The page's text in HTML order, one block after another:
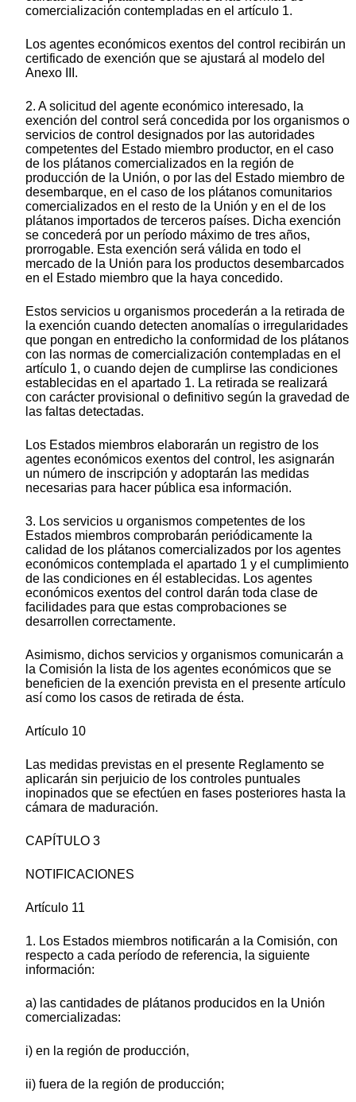
comercialización contempladas en el artículo 1.
Los agentes económicos exentos del control recibirán un
certificado de exención que se ajustará al modelo del
Anexo III.
2. A solicitud del agente económico interesado, la
exención del control será concedida por los organismos o
servicios de control designados por las autoridades
competentes del Estado miembro productor, en el caso
de los plátanos comercializados en la región de
producción de la Unión, o por las del Estado miembro de
desembarque, en el caso de los plátanos comunitarios
comercializados en el resto de la Unión y en el de los
plátanos importados de terceros países. Dicha exención
se concederá por un período máximo de tres años,
prorrogable. Esta exención será válida en todo el
mercado de la Unión para los productos desembarcados
en el Estado miembro que la haya concedido.
Estos servicios u organismos procederán a la retirada de
la exención cuando detecten anomalías o irregularidades
que pongan en entredicho la conformidad de los plátanos
con las normas de comercialización contempladas en el
artículo 1, o cuando dejen de cumplirse las condiciones
establecidas en el apartado 1. La retirada se realizará
con carácter provisional o definitivo según la gravedad de
las faltas detectadas.
Los Estados miembros elaborarán un registro de los
agentes económicos exentos del control, les asignarán
un número de inscripción y adoptarán las medidas
necesarias para hacer pública esa información.
3. Los servicios u organismos competentes de los
Estados miembros comprobarán periódicamente la
calidad de los plátanos comercializados por los agentes
económicos contemplada el apartado 1 y el cumplimiento
de las condiciones en él establecidas. Los agentes
económicos exentos del control darán toda clase de
facilidades para que estas comprobaciones se
desarrollen correctamente.
Asimismo, dichos servicios y organismos comunicarán a
la Comisión la lista de los agentes económicos que se
beneficien de la exención prevista en el presente artículo
así como los casos de retirada de ésta.
Artículo 10
Las medidas previstas en el presente Reglamento se
aplicarán sin perjuicio de los controles puntuales
inopinados que se efectúen en fases posteriores hasta la
cámara de maduración.
CAPÍTULO 3
NOTIFICACIONES
Artículo 11
1. Los Estados miembros notificarán a la Comisión, con
respecto a cada período de referencia, la siguiente
información:
a) las cantidades de plátanos producidos en la Unión
comercializadas:
i) en la región de producción,
ii) fuera de la región de producción;